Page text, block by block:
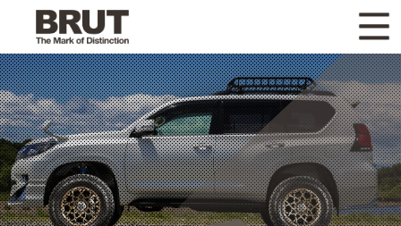
WHAT'S NEW ニュース
WHEEL LINEUP ホイールラインナップ
OTHER PRODUCT 関連製品
GALLERY ギャラリー